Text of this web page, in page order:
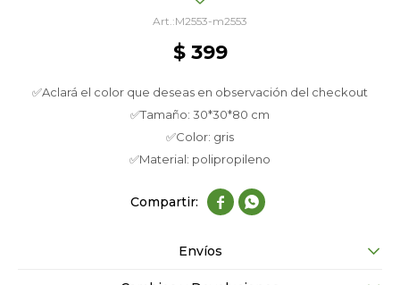
M2553-m2553
$ 399
✅Aclará el color que deseas en observación del checkout
✅Tamaño: 30*30*80 cm
✅Color: gris
✅Material: polipropileno
 
Envíos